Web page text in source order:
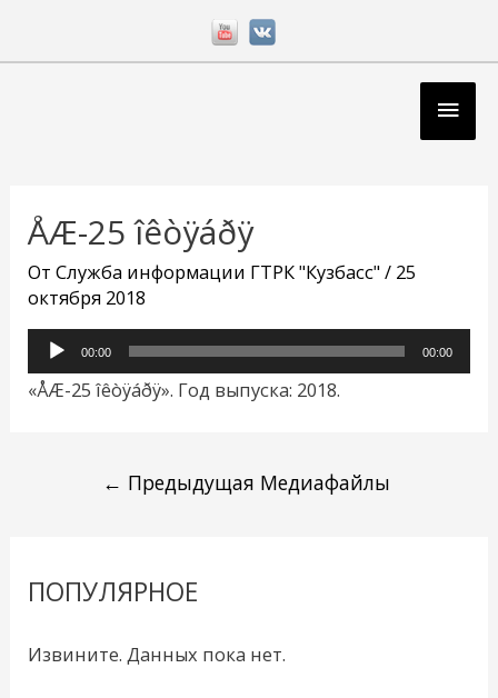
ÅÆ-25 îêòÿáðÿ
ОтСлужба информации ГТРК "Кузбасс"/ 25
октября 2018
Аудиоплеер
00:00 00:00
«ÅÆ-25 îêòÿáðÿ». Год выпуска: 2018.
записям
← Предыдущая Медиафайлы
ПОПУЛЯРНОЕ
Извините. Данных пока нет.